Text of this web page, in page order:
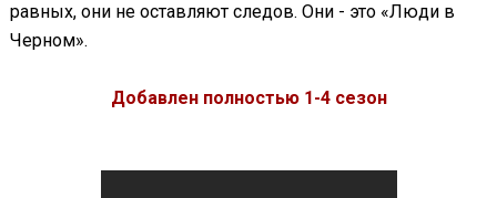
равных, они не оставляют следов. Они - это «Люди в
Черном».
Добавлен полностью 1-4 сезон